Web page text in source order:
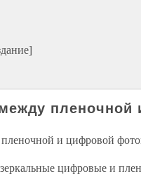
и цифровой
цифровые и